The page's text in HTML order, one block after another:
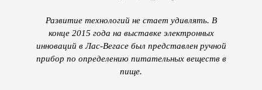
Развитие технологий не стает удивлять. В
конце 2015 года на выставке электронных
инноваций в Лас-Вегасе был представлен ручной
прибор по определению питательных веществ в
пище.